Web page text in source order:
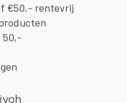
€50,- rentevrij
50,-